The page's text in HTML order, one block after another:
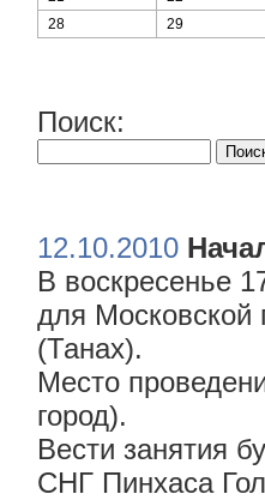
28
29
Поиск:
12.10.2010
В воскресенье
для Московской
(Танах).
Место
город).
Вести занятия
СНГ Пинхаса